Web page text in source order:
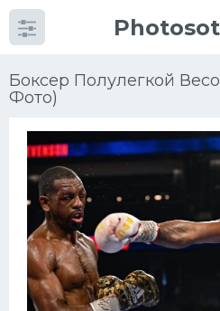
Боксер Полулегкой
Фото)
Категории Фото
Много картинок...
Футбол